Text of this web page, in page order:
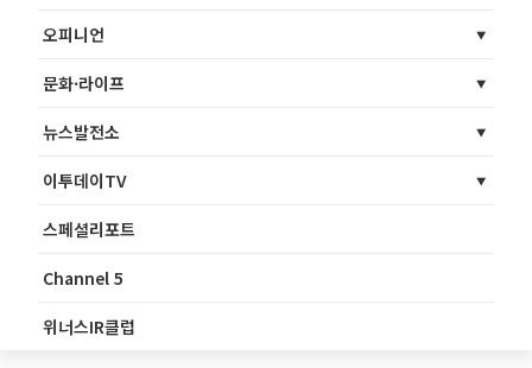
오피니언
문화·라이프
뉴스발전소
이투데이TV
스페셜리포트
Channel 5
위너스IR클럽